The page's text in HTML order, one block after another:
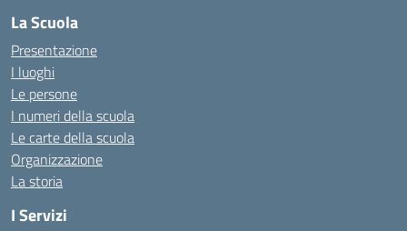
La Scuola
Presentazione
I luoghi
Le persone
I numeri della scuola
Le carte della scuola
Organizzazione
La storia
I Servizi